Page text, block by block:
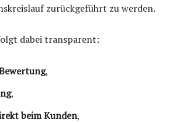
zurückgeführt zu werden.
dabei transparent:
,
,
beim Kunden,